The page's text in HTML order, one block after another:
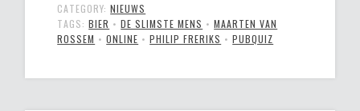
CATEGORY:NIEUWS
TAGS:BIER •DE SLIMSTE MENS •MAARTEN VAN
ROSSEM •ONLINE •PHILIP FRERIKS •PUBQUIZ